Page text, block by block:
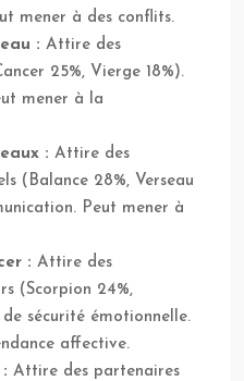
mener à des conflits.
: Attire des
25%, Vierge 18%).
mener à la
: Attire des
(Balance 28%, Verseau
Peut mener à
: Attire des
(Scorpion 24%,
de sécurité émotionnelle.
affective.
Attire des partenaires